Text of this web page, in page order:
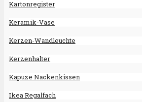
Kartonregister
Keramik-Vase
Kerzen-Wandleuchte
Kerzenhalter
Kapuze Nackenkissen
Ikea Regalfach